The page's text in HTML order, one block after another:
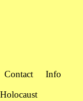
Contact
Info
Holocaust